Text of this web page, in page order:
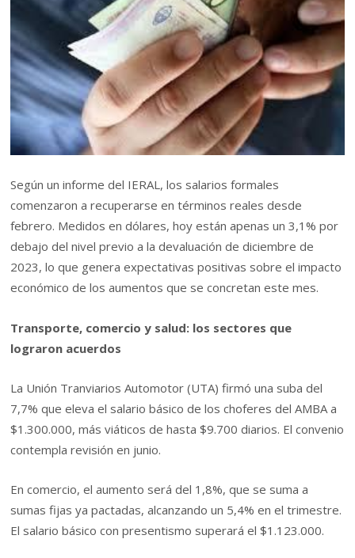
Según un informe del IERAL, los salarios formales
comenzaron a recuperarse en términos reales desde
febrero. Medidos en dólares, hoy están apenas un 3,1% por
debajo del nivel previo a la devaluación de diciembre de
2023, lo que genera expectativas positivas sobre el impacto
económico de los aumentos que se concretan este mes.
Transporte, comercio y salud: los sectores que
lograron acuerdos
La Unión Tranviarios Automotor (UTA) firmó una suba del
7,7% que eleva el salario básico de los choferes del AMBA a
$1.300.000, más viáticos de hasta $9.700 diarios. El convenio
contempla revisión en junio.
En comercio, el aumento será del 1,8%, que se suma a
sumas fijas ya pactadas, alcanzando un 5,4% en el trimestre.
El salario básico con presentismo superará el $1.123.000.